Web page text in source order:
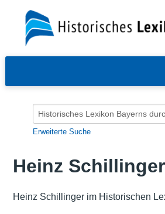
Erweiterte Suche
Heinz Schillinger
Heinz Schillinger im Historischen